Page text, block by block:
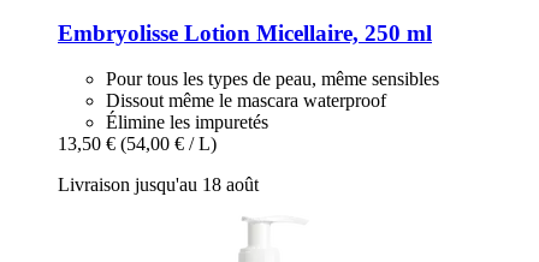
Embryolisse Lotion Micellaire, 250 ml
Pour tous les types de peau, même sensibles
Dissout même le mascara waterproof
Élimine les impuretés
13,50 € (54,00 € / L)
Livraison jusqu'au 18 août